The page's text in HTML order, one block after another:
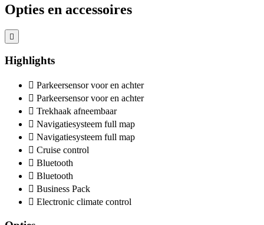
Opties en accessoires
Highlights
Parkeersensor voor en achter
Parkeersensor voor en achter
Trekhaak afneembaar
Navigatiesysteem full map
Navigatiesysteem full map
Cruise control
Bluetooth
Bluetooth
Business Pack
Electronic climate control